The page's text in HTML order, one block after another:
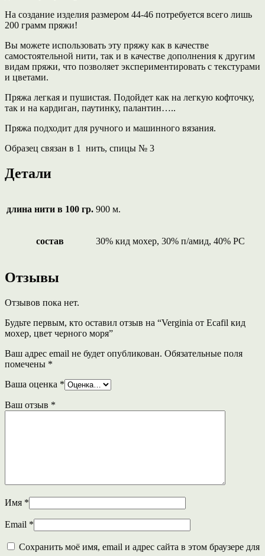
На создание изделия размером 44-46 потребуется всего лишь
200 грамм пряжи!
Вы можете использовать эту пряжу как в качестве
самостоятельной нити, так и в качестве дополнения к другим
видам пряжи, что позволяет экспериментировать с текстурами
и цветами.
Пряжа легкая и пушистая. Подойдет как на легкую кофточку,
так и на кардиган, паутинку, палантин…..
Пряжа подходит для ручного и машинного вязания.
Образец связан в 1 нить, спицы № 3
Детали
длина нити в 100 гр. 900 м.
состав 30% кид мохер, 30% п/амид, 40% РС
Отзывы
Отзывов пока нет.
Будьте первым, кто оставил отзыв на “Verginia от Ecafil кид
мохер, цвет черного моря”
Ваш адрес email не будет опубликован. Обязательные поля
помечены *
Ваша оценка *
Ваш отзыв *
Имя *
Email *
Сохранить моё имя, email и адрес сайта в этом браузере для